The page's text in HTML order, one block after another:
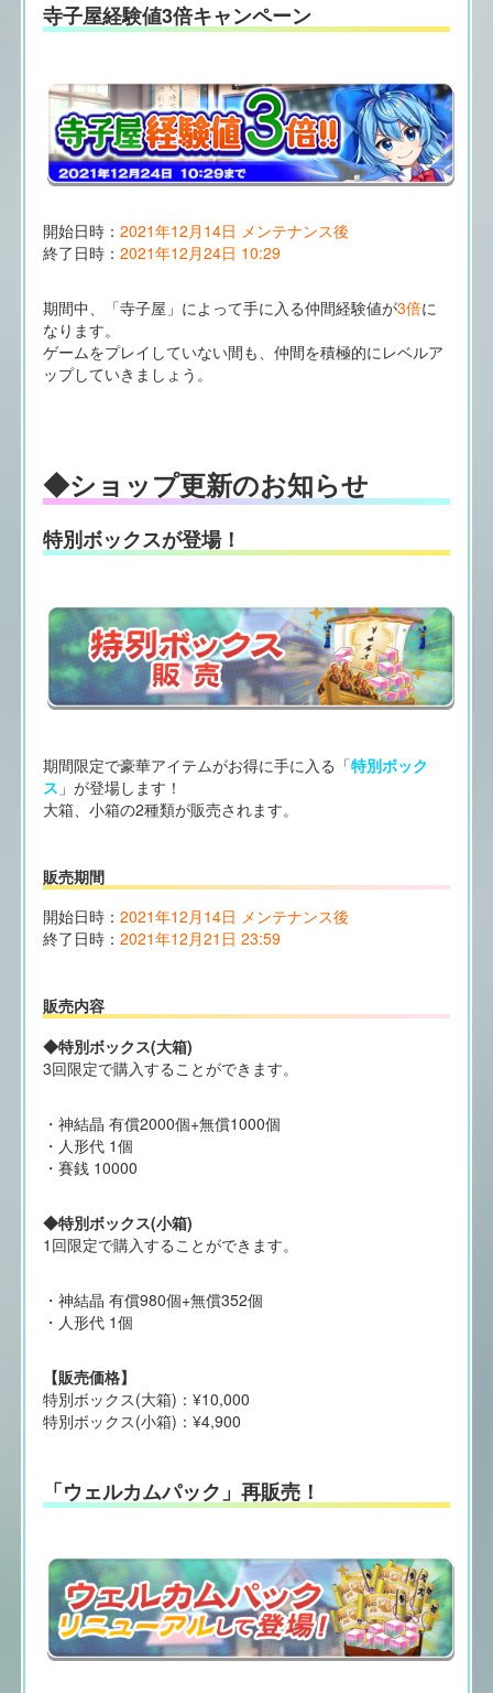
寺子屋経験値3倍キャンペーン
開始日時： 2021年12月14日 メンテナンス後
終了日時： 2021年12月24日 10:29
期間中、「寺子屋」によって手に入る仲間経験値が3倍に
なります。
ゲームをプレイしていない間も、仲間を積極的にレベルア
ップしていきましょう。
◆ショップ更新のお知らせ
特別ボックスが登場！
期間限定で豪華アイテムがお得に手に入る「特別ボック
ス 」が登場します！
大箱、小箱の2種類が販売されます。
販売期間
開始日時： 2021年12月14日 メンテナンス後
終了日時： 2021年12月21日 23:59
販売内容
◆特別ボックス(大箱)
3回限定で購入することができます。
・神結晶 有償2000個+無償1000個
・人形代 1個
・賽銭 10000
◆特別ボックス(小箱)
1回限定で購入することができます。
・神結晶 有償980個+無償352個
・人形代 1個
【販売価格】
特別ボックス(大箱)：¥10,000
特別ボックス(小箱)：¥4,900
「ウェルカムパック」再販売！